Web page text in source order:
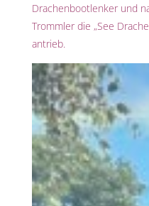
Drachenbootlenker und
Trommler die „See
antrieb.